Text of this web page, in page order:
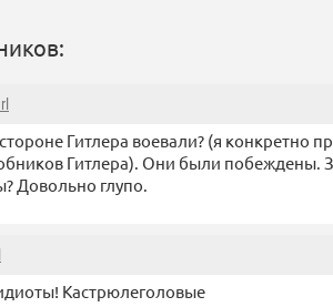
Гитлера воевали? (я конкретно
Гитлера). Они были побеждены.
Довольно глупо.
Кастрюлеголовые